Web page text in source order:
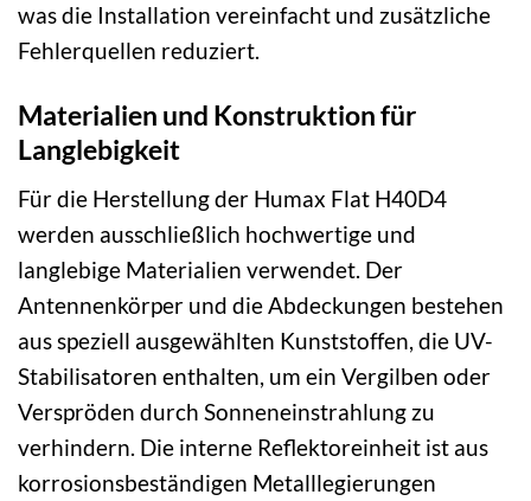
was die Installation vereinfacht und zusätzliche
Fehlerquellen reduziert.
Materialien und Konstruktion für
Langlebigkeit
Für die Herstellung der Humax Flat H40D4
werden ausschließlich hochwertige und
langlebige Materialien verwendet. Der
Antennenkörper und die Abdeckungen bestehen
aus speziell ausgewählten Kunststoffen, die UV-
Stabilisatoren enthalten, um ein Vergilben oder
Verspröden durch Sonneneinstrahlung zu
verhindern. Die interne Reflektoreinheit ist aus
korrosionsbeständigen Metalllegierungen